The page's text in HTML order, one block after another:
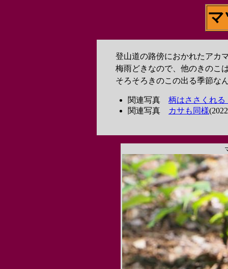
登山道の路傍におかれたアカ
梅雨どきなので、他のきのこ
そろそろきのこの出る季節な
関連写真 柄はささくれる
関連写真
カサも同様